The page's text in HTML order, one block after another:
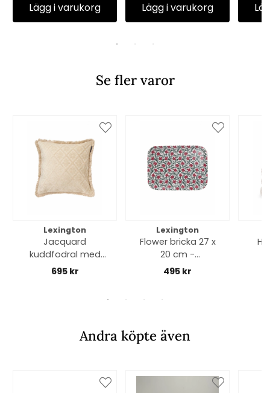
Lägg i varukorg Lägg i varukorg
Se fler varor
Lexington
Jacquard
kuddfodral med
fransar - light beige
695 kr
Lexington
Flower bricka 27 x
20 cm -
red/green/white
495 kr
Andra köpte även